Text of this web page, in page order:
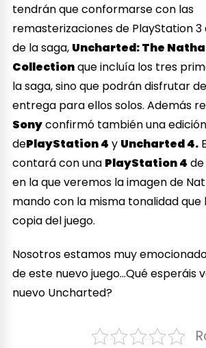
tendrán que conformarse con las
remasterizaciones de PlayStation 3
de la saga, Uncharted: The
Collectionque incluía los tres
la saga, sino que podrán disfrutar
entrega para ellos solos. Además
Sonyconfirmó también una
dePlayStation 4 y Uncharted 4.
contará con una PlayStation 4
en la que veremos la imagen de
mando con la misma tonalidad que
copia del juego.
Nosotros estamos muy
de este nuevo juego…Qué esperáis
nuevo Uncharted?